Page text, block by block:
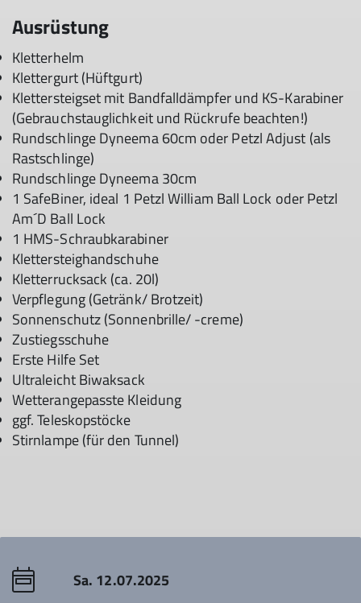
Ausrüstung
Kletterhelm
Klettergurt (Hüftgurt)
Klettersteigset mit Bandfalldämpfer und KS-Karabiner
(Gebrauchstauglichkeit und Rückrufe beachten!)
Rundschlinge Dyneema 60cm oder Petzl Adjust (als
Rastschlinge)
Rundschlinge Dyneema 30cm
1 SafeBiner, ideal 1 Petzl William Ball Lock oder Petzl
Am´D Ball Lock
1 HMS-Schraubkarabiner
Klettersteighandschuhe
Kletterrucksack (ca. 20l)
Verpflegung (Getränk/ Brotzeit)
Sonnenschutz (Sonnenbrille/ -creme)
Zustiegsschuhe
Erste Hilfe Set
Ultraleicht Biwaksack
Wetterangepasste Kleidung
ggf. Teleskopstöcke
Stirnlampe (für den Tunnel)
Sa. 12.07.2025